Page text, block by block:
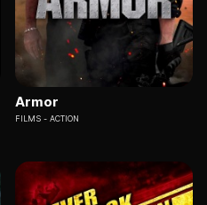
Armor
FILMS ACTION